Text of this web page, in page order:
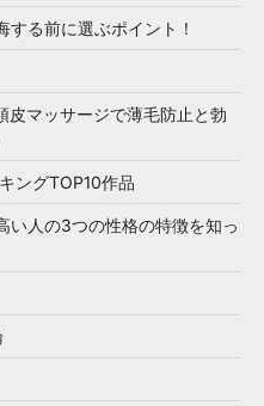
する前に選ぶポイント！
皮マッサージで薄毛防止と勃
ングTOP10作品
い人の3つの性格の特徴を知っ